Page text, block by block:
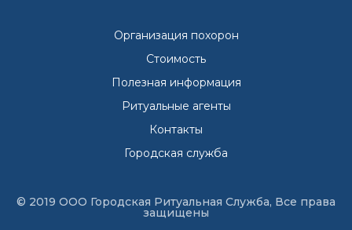
Организация похорон
Стоимость
Полезная информация
Ритуальные агенты
Контакты
Городская служба
© 2019 ООО Городская Ритуальная Служба, Все права
защищены